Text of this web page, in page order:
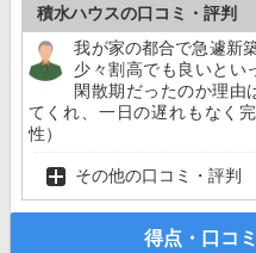
積水ハウスの口コミ・評判
我が家の都合で急遽新
少々割高でも良いとい
閑散期だったのか理由
てくれ、一日の遅れもなく
性）
その他の口コミ・評判
得点・口コ